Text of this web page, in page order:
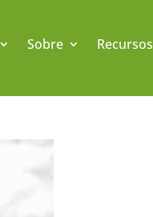
Sobre Recursos